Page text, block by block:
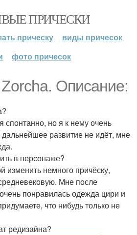
ПРИЧЕСКИ
прическу
виды причесок
фото причесок
Описание:
спонтанно, но я к нему очень
развитие не идёт, мне
в персонаже?
изменить немного причёску,
Мне после
понравилась одежда цири и
что нибудь только не
редизайна?